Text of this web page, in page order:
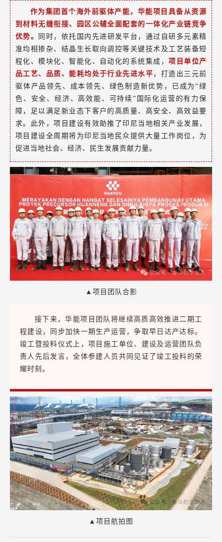
作为集团首个海外前驱体产能，华能项目具备从资源
到材料无缝衔接、园区公辅全面配套的一体化产业链竞争
优势。
同时，依托国内先进研发平台，通过自研多元素精
准均相掺杂、结晶生长取向调控等关键技术及工艺装备短
程化、模块化、智能化、自动化的系统集成，项目单位产
品工艺、品质、能耗均处于行业先进水平 ，打造出三元前
驱体产品领先、成本领先、绿色制造新优势，已成为“绿
色、安全、经济、高效能、可持续”国际化运营的有力保
障，足以满足新业态下客户的高质量、高安全、高效益要
求。此外，项目建设有效助推了印尼当地相关产业发展，
项目建设全周期将为印尼当地民众提供大量工作岗位，为
促进当地社会、经济、民生发展贡献力量。
▲项目团队合影
接下来，华能项目团队将继续高质高效推进二期工
程建设，同步加快一期生产运营，争取早日达产达标。
竣工暨投料仪式上，项目施工单位、建设及运营团队负
责人先后发言，全体参建人员共同见证了竣工投料的荣
耀时刻。
▲项目航拍图